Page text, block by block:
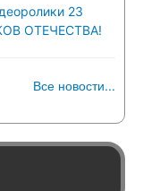
23
ОТЕЧЕСТВА!
Все новости...